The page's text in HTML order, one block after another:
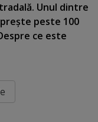
Unul dintre
peste 100
ce este